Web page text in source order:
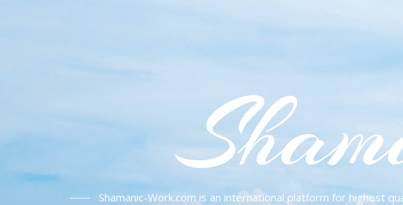
Shamanic-Work.com is an international platform for highest